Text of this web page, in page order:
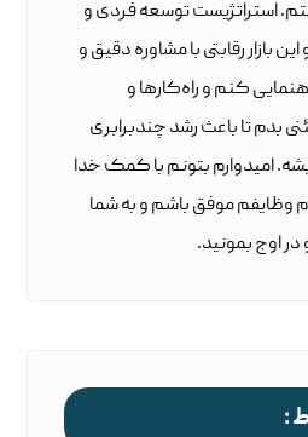
استراتژیست توسعه فردی و
بازار رقابتی با مشاوره دقیق و
کنم و راه‌کارها و
بدم تا باعث رشد چندبرابری
امیدوارم بتونم با کمک خدا
وظایفم موفق باشم و به شما
اوج بمونید.
: